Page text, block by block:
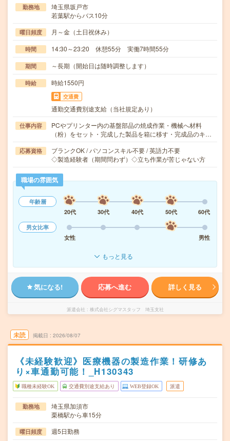
勤務地
埼玉県坂戸市
若葉駅からバス10分
曜日頻度 月～金（土日祝休み）
時間 14:30～23:20 休憩55分 実働7時間55分
期間 ～長期（開始日は随時調整します）
時給 時給1550円
交通費
通勤交通費別途支給（当社規定あり）
仕事内容
PCやプリンター内の基盤部品の焼成作業・機械へ材料
（粉）をセット・完成した製品を箱に移す・完成品のキ…
応募資格
ブランクOK / パソコンスキル不要 / 英語力不要
◇製造経験者（期間問わず）◇立ち作業が苦じゃない方
職場の雰囲気
年齢層
20代
30代 40代 50代
60代
男女比率
女性
男性
もっと見る
気になる! 応募へ進む 詳しく見る
派遣会社 株式会社シグマスタッフ 埼玉支社
未読 掲載日 2026/08/07
《未経験歓迎》医療機器の製造作業！研修あ
り×車通勤可能！_H130343
職種未経験OK 交通費別途支給あり WEB登録OK 派遣
勤務地
埼玉県加須市
栗橋駅から車15分
曜日頻度 週5日勤務